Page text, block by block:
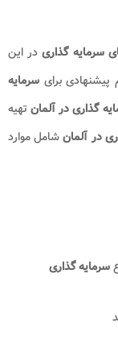
سرمایه گذاری در این
پیشنهادی برای سرمایه
گذاری در آلمان​ تهیه
در آلمانشامل موارد
سرمایه گذاری